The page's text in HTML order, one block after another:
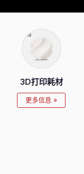
3D打印耗材
更多信息 »